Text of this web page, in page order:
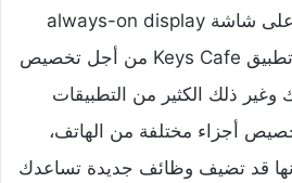
تخصيص مظهر الساعة على شاشة always-on display
وكذلك يمكنك استخدام تطبيق Keys Cafe من أجل تخصيص
وغير ذلك الكثير من التطبيقات
أجزاء مختلفة من الهاتف،
قد تضيف وظائف جديدة تساعدك